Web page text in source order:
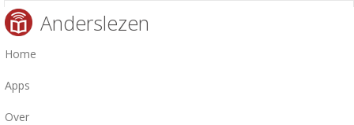
Anderslezen
Home
Apps
Over